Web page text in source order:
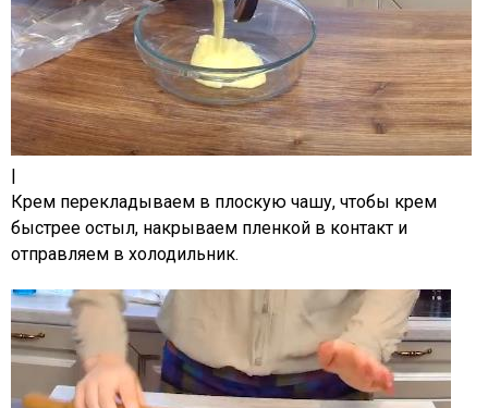
|
Крем перекладываем в плоскую чашу, чтобы крем
быстрее остыл, накрываем пленкой в контакт и
отправляем в холодильник.